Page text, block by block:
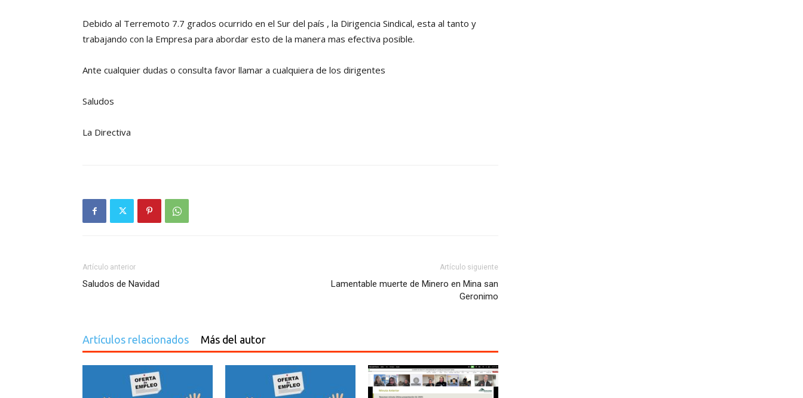
Collahuasi
Debido al Terremoto 7.7 grados ocurrido en el Sur del país , la Dirigencia Sindical, esta al tanto y
trabajando con la Empresa para abordar esto de la manera mas efectiva posible.
Ante cualquier dudas o consulta favor llamar a cualquiera de los dirigentes
Saludos
La Directiva
Artículo anterior
Saludos de Navidad
Artículo siguiente
Lamentable muerte de Minero en Mina san
Geronimo
Artículos relacionados Más del autor